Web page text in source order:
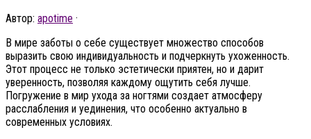
Автор: apotime ·
В мире заботы о себе существует множество способов
выразить свою индивидуальность и подчеркнуть ухоженность.
Этот процесс не только эстетически приятен, но и дарит
уверенность, позволяя каждому ощутить себя лучше.
Погружение в мир ухода за ногтями создает атмосферу
расслабления и уединения, что особенно актуально в
современных условиях.